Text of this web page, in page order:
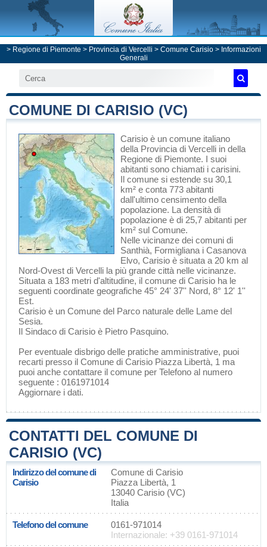
> Regione di Piemonte > Provincia di Vercelli > Comune Carisio> Informazioni
Generali
COMUNE DI CARISIO (VC)
Carisio è un comune italiano
della Provincia di Vercelli in della
Regione di Piemonte. I suoi
abitanti sono chiamati i carisini.
Il comune si estende su 30,1
km² e conta 773 abitanti
dall'ultimo censimento della
popolazione. La densità di
popolazione è di 25,7 abitanti per
km² sul Comune.
Nelle vicinanze dei comuni di
Santhià, Formigliana i Casanova
Elvo, Carisio è situata a 20 km al
Nord-Ovest di Vercelli la più grande città nelle vicinanze.
Situata a 183 metri d'altitudine, il comune di Carisio ha le
seguenti coordinate geografiche 45° 24' 37'' Nord, 8° 12' 1''
Est.
Carisio è un Comune del Parco naturale delle Lame del
Sesia.
Il Sindaco di Carisio è Pietro Pasquino.
Per eventuale disbrigo delle pratiche amministrative, puoi
recarti presso il Comune di Carisio Piazza Libertà, 1 ma
puoi anche contattare il comune per Telefono al numero
seguente : 0161971014
Aggiornare i dati.
CONTATTI DEL COMUNE DI
CARISIO (VC)
Indirizzo del comune di
Carisio
Comune di Carisio
Piazza Libertà, 1
13040 Carisio (VC)
Italia
Telefono del comune
0161-971014
Internazionale: +39 0161-971014